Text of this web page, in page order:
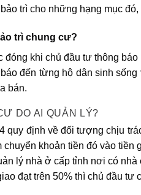
trì cho những hạng mục
trì chung cư?
khi chủ đầu tư thông
đến từng hộ dân sinh
bán.
DO AI QUẢN LÝ?
quy định về đối tượng chịu
khoản tiền đó vào
lý nhà ở cấp tỉnh nơi có
đạt trên 50% thì chủ đầu